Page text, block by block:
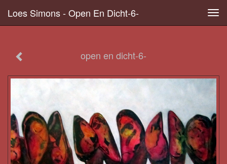
Loes Simons - Open En Dicht-6-
open en dicht-6-